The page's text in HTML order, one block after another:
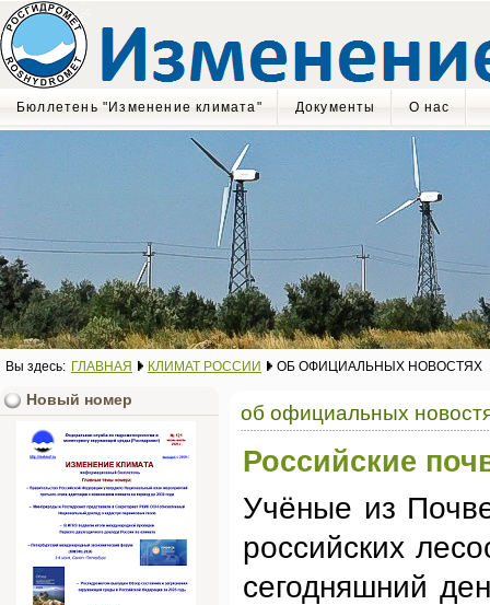
Бюллетень "Изменение климата" Документы О нас
Вы здесь: ГЛАВНАЯ КЛИМАТ РОССИИ ОБ ОФИЦИАЛЬНЫХ НОВОСТЯХ
об официальных
Российские
Учёные из
российских
сегодняшний
Новый номер